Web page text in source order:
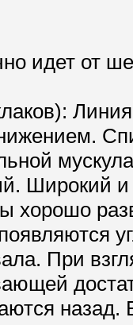
идет от
Широкий
хорошо
При